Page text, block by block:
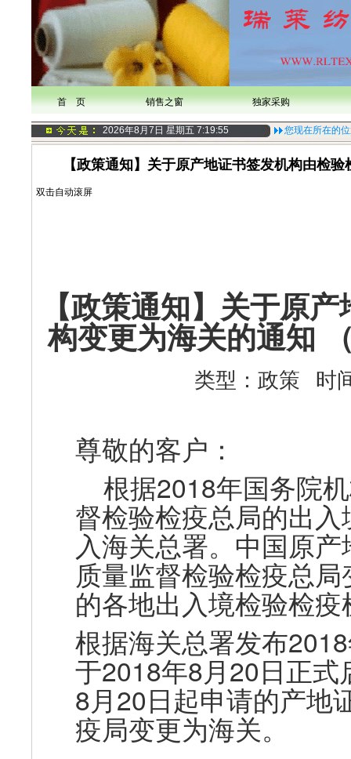
首 页 销售之窗 独家采购
2026年8月7日 星期五 7:19:55 您现在所在的
【政策通知】关于原产地证书签发机构由检
双击自动滚屏
【政策通知】关于原
构变更为海关的通知
类型：政策 时
尊敬的客户：
根据2018年国务院
督检验检疫总局的出
入海关总署。中国原
质量监督检验检疫总
的各地出入境检验检
根据海关总署发布
于2018年8月20日正
8月20日起申请的产地
疫局变更为海关。